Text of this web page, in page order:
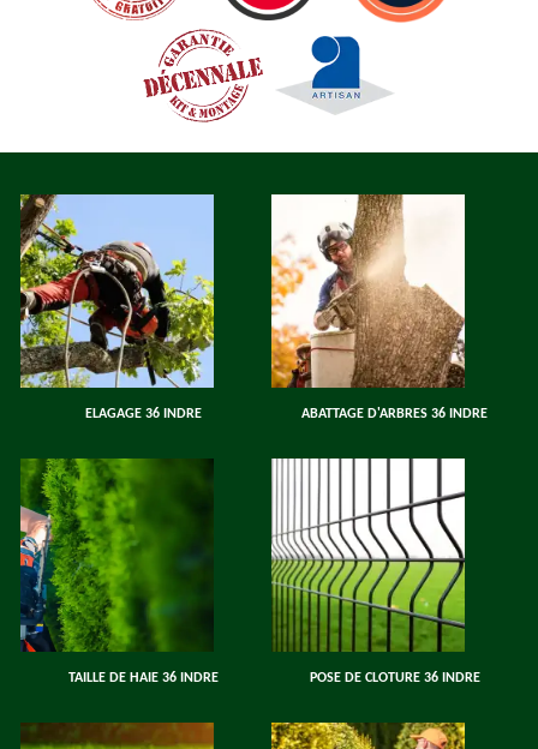
ELAGAGE 36 INDRE ABATTAGE D'ARBRES 36 INDRE
TAILLE DE HAIE 36 INDRE POSE DE CLOTURE 36 INDRE